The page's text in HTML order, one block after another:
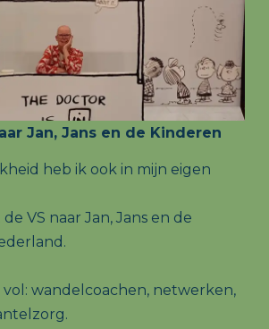
Jan, Jans en de Kinderen
heb ik ook in mijn eigen
VS naar Jan, Jans en de
vol: wandelcoachen, netwerken,